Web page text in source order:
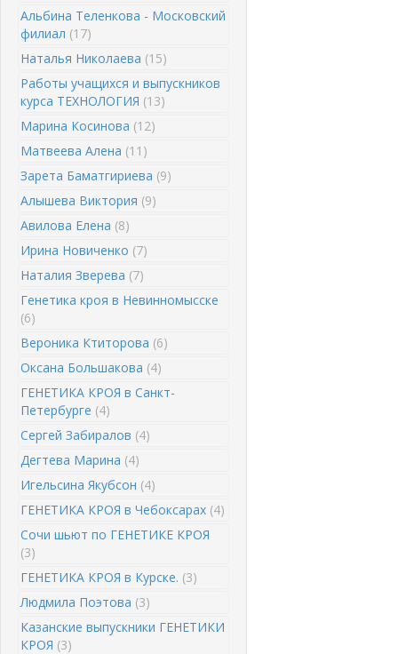
Альбина Теленкова - Московский
филиал (17)
Наталья Николаева (15)
Работы учащихся и выпускников
курса ТЕХНОЛОГИЯ (13)
Марина Косинова (12)
Матвеева Алена (11)
Зарета Баматгириева (9)
Алышева Виктория (9)
Авилова Елена (8)
Ирина Новиченко (7)
Наталия Зверева (7)
Генетика кроя в Невинномысске
(6)
Вероника Ктиторова (6)
Оксана Большакова (4)
ГЕНЕТИКА КРОЯ в Санкт-
Петербурге (4)
Сергей Забиралов (4)
Дегтева Марина (4)
Игельсина Якубсон (4)
ГЕНЕТИКА КРОЯ в Чебоксарах (4)
Сочи шьют по ГЕНЕТИКЕ КРОЯ
(3)
ГЕНЕТИКА КРОЯ в Курске. (3)
Людмила Поэтова (3)
Казанские выпускники ГЕНЕТИКИ
КРОЯ (3)